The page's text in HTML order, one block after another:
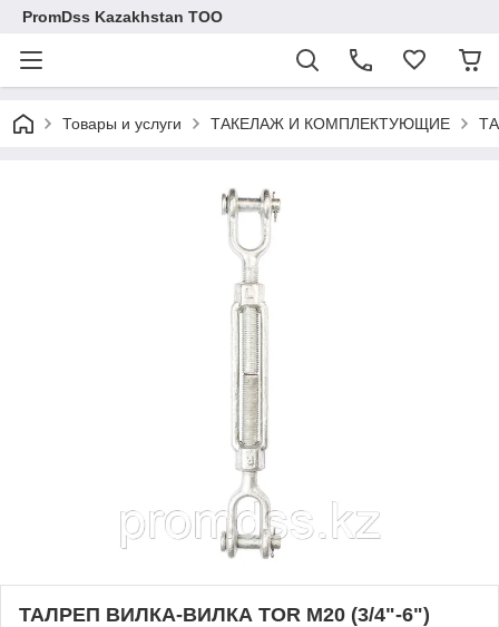
PromDss Kazakhstan TOO
Товары и услуги ТАКЕЛАЖ И КОМПЛЕКТУЮЩИЕ
ТАЛРЕП ВИЛКА-ВИЛКА TOR М20 (3/4"-6")